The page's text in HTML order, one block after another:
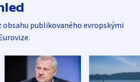
obsahu publikovaného evropskými